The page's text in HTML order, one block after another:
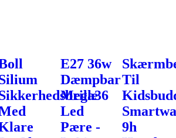
E27 36w
Dæmpbar
Mega36
Led
Pære -
Til
9h